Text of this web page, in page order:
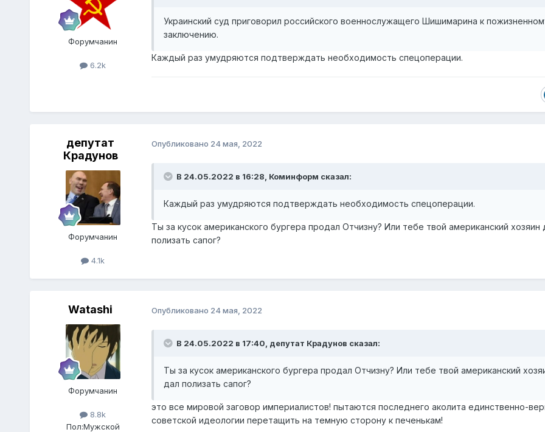
Форумчанин
6.2k
Украинский суд приговорил российского военнослужащего Шишимарина к
заключению.
Каждый раз умудряются подтверждать необходимость спецоперации.
депутат
Крадунов
Форумчанин
4.1k
Опубликовано 24 мая, 2022
В 24.05.2022 в 16:28, Коминформ сказал:
Каждый раз умудряются подтверждать необходимость спецоперации.
Ты за кусок американского бургера продал Отчизну? Или тебе твой американский хозяин
полизать сапог?
Watashi
Форумчанин
8.8k
Пол:Мужской
Опубликовано 24 мая, 2022
В 24.05.2022 в 17:40, депутат Крадунов сказал:
Ты за кусок американского бургера продал Отчизну? Или тебе твой американский
дал полизать сапог?
это все мировой заговор империалистов! пытаются последнего аколита единственно-
советской идеологии перетащить на темную сторону к печенькам!